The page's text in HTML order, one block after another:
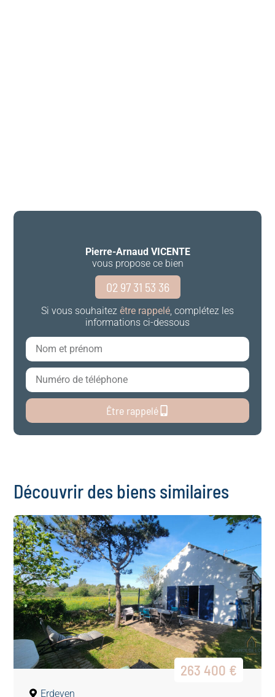
Pierre-Arnaud VICENTE
vous propose ce bien
02 97 31 53 36
Si vous souhaitez être rappelé , complétez les
informations ci-dessous
Être rappelé
Découvrir des biens similaires
263 400 €
Erdeven